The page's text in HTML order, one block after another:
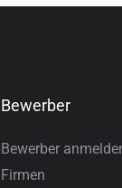
Bewerber
Bewerber
Firmen